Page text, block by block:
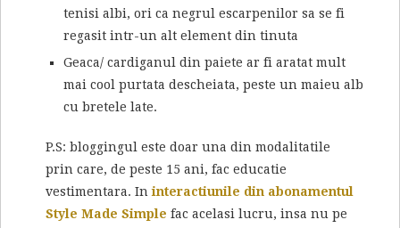
tenisi albi, ori ca negrul escarpenilor sa se fi
regasit intr-un alt element din tinuta
Geaca/ cardiganul din paiete ar fi aratat mult
mai cool purtata descheiata, peste un maieu alb
cu bretele late.
P.S: bloggingul este doar una din modalitatile
prin care, de peste 15 ani, fac educatie
vestimentara. Ininteractiunile din abonamentul
Style Made Simple fac acelasi lucru, insa nu pe